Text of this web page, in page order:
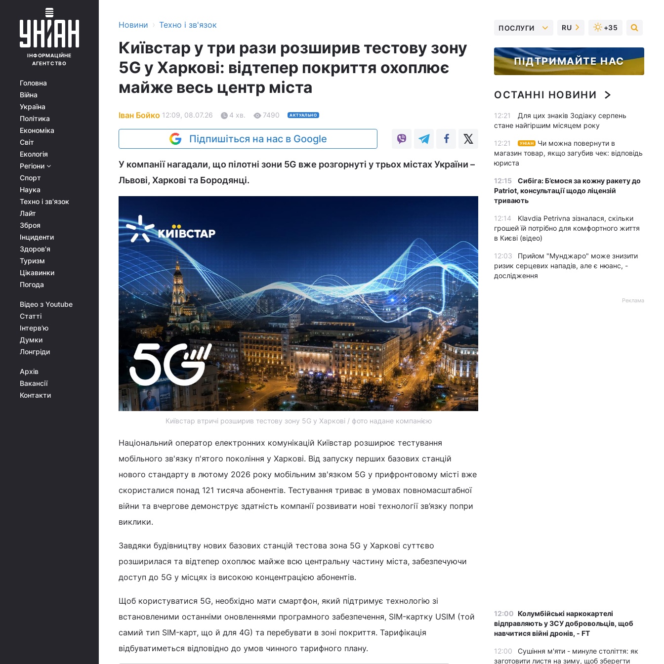
ІНФОРМАЦІЙНЕ
АГЕНТСТВО
Головна
Війна
Україна
Політика
Економіка
Світ
Екологія
Регіони
Спорт
Наука
Техно і зв'язок
Лайт
Зброя
Інциденти
Здоров'я
Туризм
Цікавинки
Погода
Відео з Youtube
Статті
Інтерв'ю
Думки
Лонгріди
Архів
Вакансії
Контакти
Новини › Техно і зв'язок
Київстар у три рази розширив тестову зону
5G у Харкові: відтепер покриття охоплює
майже весь центр міста
Іван Бойко 12:09, 08.07.26 4 хв. 7490 АКТУАЛЬНО
Підпишіться на нас в Google
У компанії нагадали, що пілотні зони 5G вже розгорнуті у трьох містах України –
Львові, Харкові та Бородянці.
Київстар втричі розширив тестову зону 5G у Харкові / фото надане компанією
Національний оператор електронних комунікацій Київстар розширює тестування
мобільного зв'язку п'ятого покоління у Харкові. Від запуску перших базових станцій
нового стандарту в лютому 2026 року мобільним зв'язком 5G у прифронтовому місті вже
скористалися понад 121 тисяча абонентів. Тестування триває в умовах повномасштабної
війни та вчергове демонструє здатність компанії розвивати нові технології зв’язку попри
виклики.
Завдяки будівництву нових базових станцій тестова зона 5G у Харкові суттєво
розширилася та відтепер охоплює майже всю центральну частину міста, забезпечуючи
доступ до 5G у місцях із високою концентрацією абонентів.
Щоб користуватися 5G, необхідно мати смартфон, який підтримує технологію зі
встановленими останніми оновленнями програмного забезпечення, SIM-картку USIM (той
самий тип SIM-карт, що й для 4G) та перебувати в зоні покриття. Тарифікація
відбуватиметься відповідно до умов чинного тарифного плану.
ПОСЛУГИ RU +35
ПІДТРИМАЙТЕ НАС
ОСТАННІ НОВИНИ
12:21
Для цих знаків Зодіаку серпень
стане найгіршим місяцем року
12:21 УНІАН
Чи можна повернути в
магазин товар, якщо загубив чек: відповідь
юриста
12:15
Сибіга: Б’ємося за кожну ракету до
Patriot, консультації щодо ліцензій
тривають
12:14
Klavdia Petrivna зізналася, скільки
грошей їй потрібно для комфортного життя
в Києві (відео)
12:03
Прийом "Мунджаро" може знизити
ризик серцевих нападів, але є нюанс, -
дослідження
Реклама
12:00 Колумбійські наркокартелі
відправляють у ЗСУ добровольців, щоб
навчитися війні дронів, - FT
12:00
Сушіння м'яти - минуле століття: як
заготовити листя на зиму, щоб зберегти